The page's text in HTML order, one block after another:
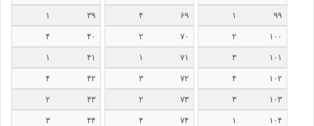
۳۹ ۱
۴۰ ۴
۴۱ ۱
۴۲ ۴
۴۳ ۲
۴۴ ۳
۶۹ ۴
۷۰ ۲
۷۱ ۱
۷۲ ۳
۷۳ ۲
۷۴ ۴
۹۹ ۱
۱۰۰ ۲
۱۰۱ ۳
۱۰۲ ۴
۱۰۳ ۳
۱۰۴ ۱